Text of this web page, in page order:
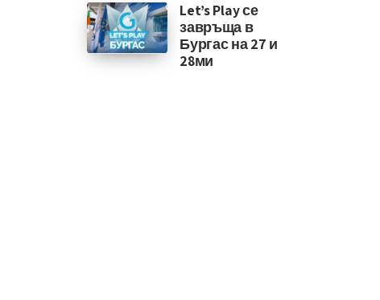
Let’s Play се
завръща в
Бургас на 27 и
28ми